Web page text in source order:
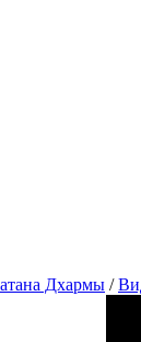
Дхармы /